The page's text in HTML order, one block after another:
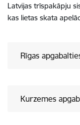
Latvijas trīspakāpju
kas lietas skata
Rīgas
Kurzemes